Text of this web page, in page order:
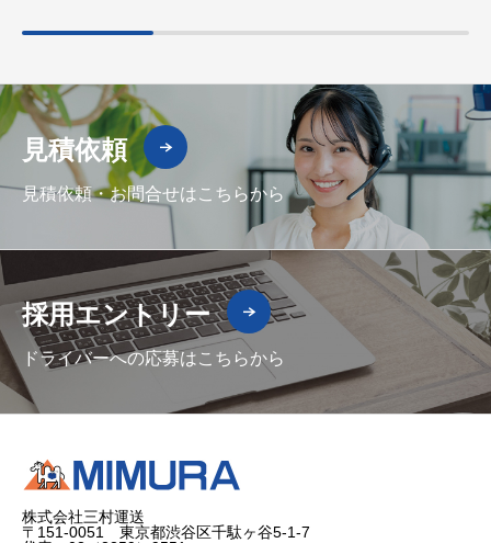
見積依頼
見積依頼・お問合せはこちらから
採用エントリー
ドライバーへの応募はこちらから
株式会社三村運送
〒151-0051 東京都渋谷区千駄ヶ谷5-1-7